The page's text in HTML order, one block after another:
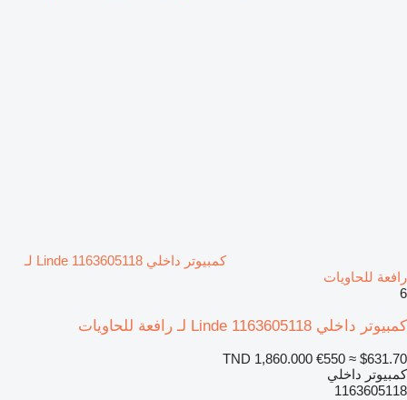
كمبيوتر داخلي Linde 1163605118 لـ
رافعة للحاويات
6
كمبيوتر داخلي Linde 1163605118 لـ رافعة للحاويات
TND 1,860.000 €550 ≈ $631.70
كمبيوتر داخلي
1163605118